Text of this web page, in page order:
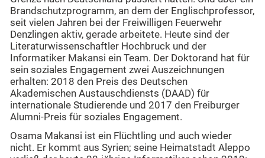
Brandschutzprogramm, an dem der Englischprofessor,
seit vielen Jahren bei der Freiwilligen Feuerwehr
Denzlingen aktiv, gerade arbeitete. Heute sind der
Literaturwissenschaftler Hochbruck und der
Informatiker Makansi ein Team. Der Doktorand hat für
sein soziales Engagement zwei Auszeichnungen
erhalten: 2018 den Preis des Deutschen
Akademischen Austauschdiensts (DAAD) für
internationale Studierende und 2017 den Freiburger
Alumni-Preis für soziales Engagement.
Osama Makansi ist ein Flüchtling und auch wieder
nicht. Er kommt aus Syrien; seine Heimatstadt Aleppo